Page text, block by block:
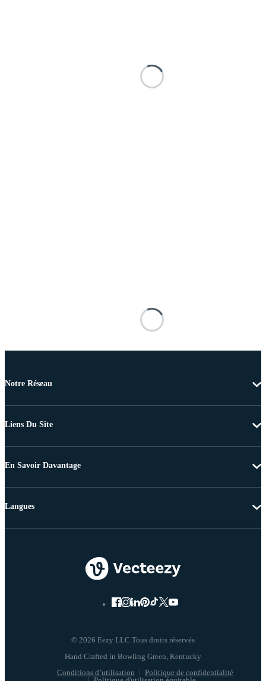
Notre Réseau
Liens Du Site
En Savoir Davantage
© 2026 Eezy LLC Tous droits réservés
Conditions d’utilisation
Politique de confidentialité
Langues